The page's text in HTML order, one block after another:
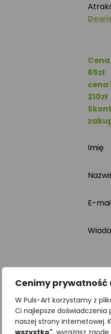
Cenimy prywatność
W Puls-Art korzystamy z
Ci najlepsze doświadczenia
naszej strony internetowej.
wszystko", wyrażasz
65zł
cena
210zł
Imię
E-